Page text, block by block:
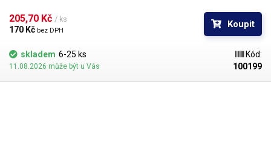
205,70 Kč / ks
170 Kč bez DPH
Koupit
skladem 6-25 ks
11.08.2026 může být u Vás
Kód:
100199